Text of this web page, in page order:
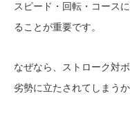
スピード・回転・コース
ることが重要です。
なぜなら、ストローク対
劣勢に立たされてしまうか